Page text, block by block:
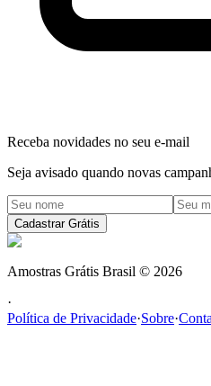
Receba novidades no seu e-mail
Seja avisado quando novas
Cadastrar Grátis
Amostras Grátis Brasil © 2026
·
Política de Privacidade·Sobre·